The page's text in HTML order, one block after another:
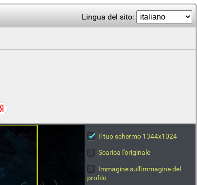
Lingua del sito:
Il tuo schermo 1344x1024
Scarica l'originale
Immagine sull'immagine del
profilo